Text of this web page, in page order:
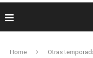
Home Otras